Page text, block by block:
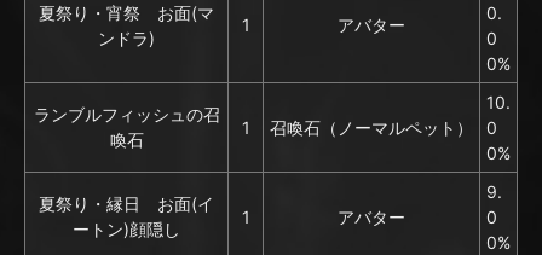
夏祭り・宵祭 お面(マ
ンドラ)
1 アバター
0.
0
0%
ランブルフィッシュの召
喚石
1 召喚石（ノーマルペット）
10.
0
0%
夏祭り・縁日 お面(イ
ートン)顔隠し
1 アバター
9.
0
0%